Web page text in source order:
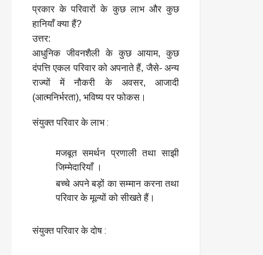
प्रकार के परिवारों के कुछ लाभ और कुछ
हानियाँ क्या हैं?
उत्तर:
आधुनिक जीवनशैली के कुछ आयाम, कुछ
दंपत्ति एकल परिवार को अपनाते हैं, जैसे- अन्य
राज्यों में नौकरी के अवसर, आजादी
(आत्मनिर्भरता), भविष्य पर फोकस।
संयुक्त परिवार के लाभ :
मजबूत समर्थन प्रणाली तथा साझी
जिम्मेदारियाँ ।
बच्चे अपने बड़ों का सम्मान करना तथा
परिवार के मूल्यों को सीखते हैं।
संयुक्त परिवार के दोष :